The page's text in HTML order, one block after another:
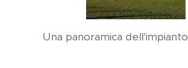
Una panoramica dell'impianto